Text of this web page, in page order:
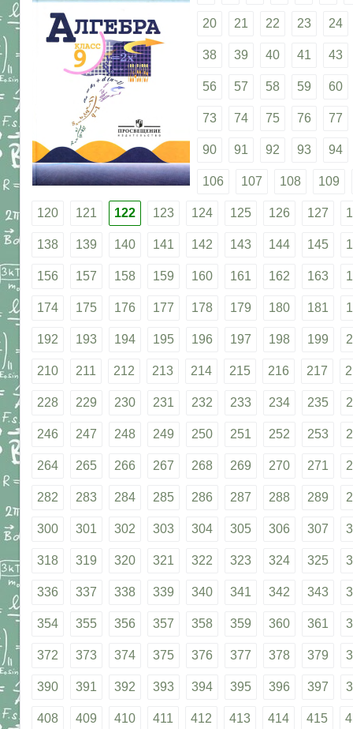
20 21 22 23 24
38 39 40 41 43
56 57 58 59 60
73 74 75 76 77
90 91 92 93 94
106 107 108 109
120 121 122 123 124 125 126 127
138 139 140 141 142 143 144 145
156 157 158 159 160 161 162 163
174 175 176 177 178 179 180 181
192 193 194 195 196 197 198 199
210 211 212 213 214 215 216 217
228 229 230 231 232 233 234 235
246 247 248 249 250 251 252 253
264 265 266 267 268 269 270 271
282 283 284 285 286 287 288 289
300 301 302 303 304 305 306 307
318 319 320 321 322 323 324 325
336 337 338 339 340 341 342 343
354 355 356 357 358 359 360 361
372 373 374 375 376 377 378 379
390 391 392 393 394 395 396 397
408 409 410 411 412 413 414 415